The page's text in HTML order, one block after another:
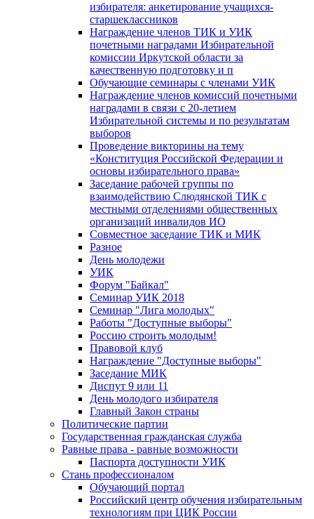
избирателя: анкетирование учащихся-
старшеклассников
Награждение членов ТИК и УИК
почетными наградами Избирательной
комиссии Иркутской области за
качественную подготовку и п
Обучающие семинары с членами УИК
Награждение членов комиссий почетными
наградами в связи с 20-летием
Избирательной системы и по результатам
выборов
Проведение викторины на тему
«Конституция Российской Федерации и
основы избирательного права»
Заседание рабочей группы по
взаимодействию Слюдянской ТИК с
местными отделениями общественных
организаций инвалидов ИО
Совместное заседание ТИК и МИК
Разное
День молодежи
УИК
Форум "Байкал"
Семинар УИК 2018
Семинар "Лига молодых"
Работы "Доступные выборы"
Россию строить молодым!
Правовой клуб
Награждение "Доступные выборы"
Заседание МИК
Диспут 9 или 11
День молодого избирателя
Главный Закон страны
Политические партии
Государственная гражданская служба
Равные права - равные возможности
Паспорта доступности УИК
Стань профессионалом
Обучающий портал
Российский центр обучения избирательным
технологиям при ЦИК России